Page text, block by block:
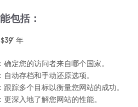
包括：
$39/ 年
确定您的访问者来自哪个国家。
自动存档和手动还原选项。
跟踪多个目标以衡量您网站的成功。
更深入地了解您网站的性能。